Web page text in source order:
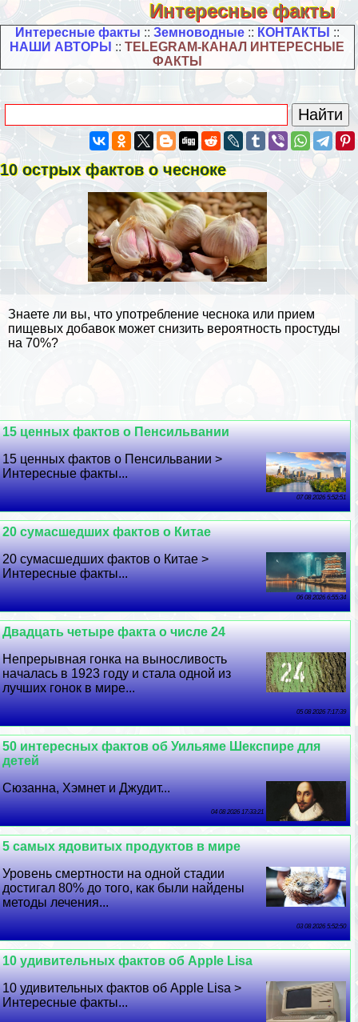
Интересные факты
Интересные факты :: Земноводные:: КОНТАКТЫ ::
НАШИ АВТОРЫ ::TELEGRAM-КАНАЛ ИНТЕРЕСНЫЕ
ФАКТЫ
10 острых фактов о чесноке
Знаете ли вы, что употрeбление чеснока или прием
пищевых добавок может снизить вероятность простуды
на 70%?
15 ценных фактов о Пенсильвании
15 ценных фактов о Пенсильвании >
Интересные факты...
07 08 2026 5:52:51
20 cyмacшедших фактов о Китае
20 cyмacшедших фактов о Китае >
Интересные факты...
06 08 2026 6:55:34
Двадцать четыре факта о числе 24
Непрерывная гонка на выносливость
началась в 1923 году и стала одной из
лучших гонок в мире...
05 08 2026 7:17:39
50 интересных фактов об Уильяме Шекспире для
детей
Сюзанна, Хэмнет и Джудит...
04 08 2026 17:33:21
5 самых ядовитых продуктов в мире
Уровень cмepтности на одной стадии
достигал 80% до того, как были найдены
методы лечения...
03 08 2026 5:52:50
10 удивительных фактов об Apple Lisa
10 удивительных фактов об Apple Lisa >
Интересные факты...